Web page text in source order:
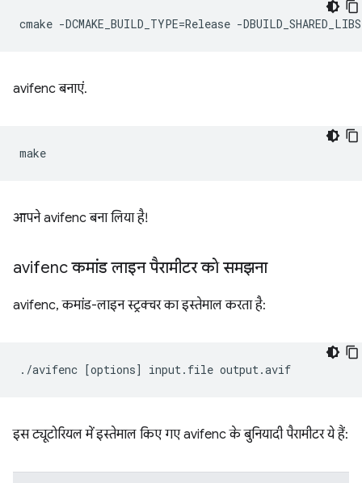
cmake -DCMAKE_BUILD_TYPE=Release -DBUILD_SHARED_LIBS
avifenc बनाएं.
आपने avifenc बना लिया है!
avifenc कमांड लाइन पैरामीटर को समझना
avifenc, कमांड-लाइन स्ट्रक्चर का इस्तेमाल करता है:
./avifenc [options] input.file
इस ट्यूटोरियल में इस्तेमाल किए गए avifenc के बुनियादी पैरामीटर ये हैं: